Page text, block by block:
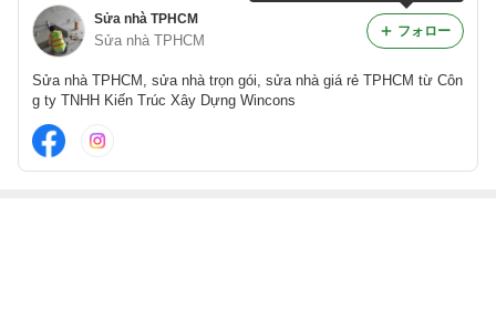
Sửa nhà TPHCM
Sửa nhà TPHCM
Sửa nhà TPHCM, sửa nhà trọn gói, sửa nhà giá rẻ TPHCM từ Côn
g ty TNHH Kiến Trúc Xây Dựng Wincons
フォロー